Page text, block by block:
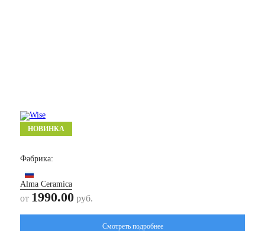
НОВИНКА
Лэнд/ Land
Фабрика:
Alma Ceramica
от 1990.00 руб.
Смотреть подробнее